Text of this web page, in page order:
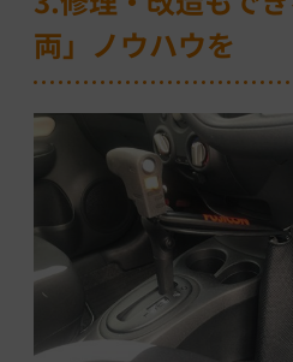
両」ノウハウを